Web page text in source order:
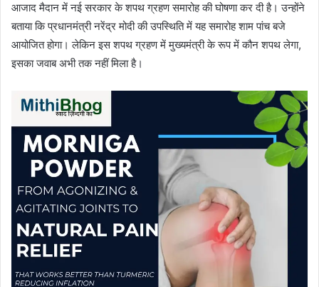
आजाद मैदान में नई सरकार के शपथ ग्रहण समारोह की घोषणा कर दी है। उन्होंने
बताया कि प्रधानमंत्री नरेंद्र मोदी की उपस्थिति में यह समारोह शाम पांच बजे
आयोजित होगा। लेकिन इस शपथ ग्रहण में मुख्यमंत्री के रूप में कौन शपथ लेगा,
इसका जवाब अभी तक नहीं मिला है।